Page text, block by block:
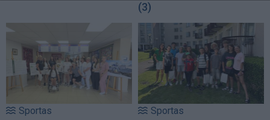
(3)
Sportas Sportas